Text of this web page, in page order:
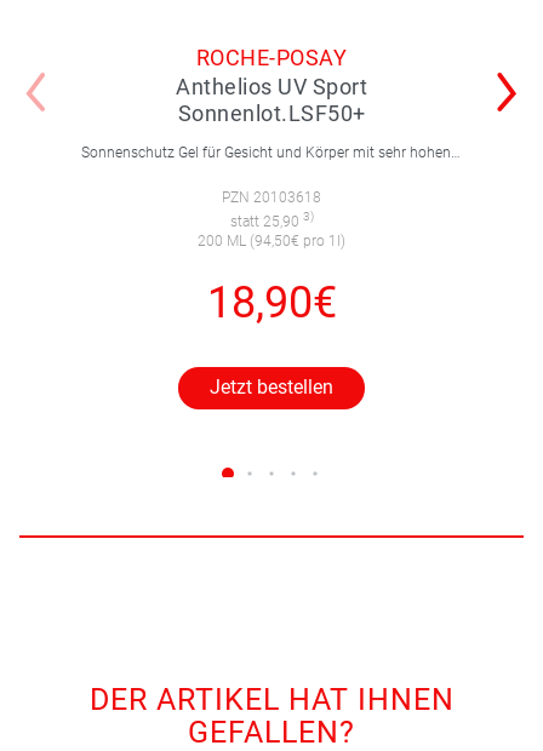
ROCHE-POSAY
Anthelios UV Sport
Sonnenlot.LSF50+
Sonnenschutz Gel für Gesicht und Körper mit sehr hohen UV-Schutz. Die Wet Skin Technologie ermöglicht die Anwendung auf nasser Haut und bietet eine 24 Stunden Feuchtigkeitsversorgung.
PZN 20103618
statt 25,90 3)
200 ML (94,50€ pro 1l)
18,90€
Jetzt bestellen
DER ARTIKEL HAT IHNEN
GEFALLEN?